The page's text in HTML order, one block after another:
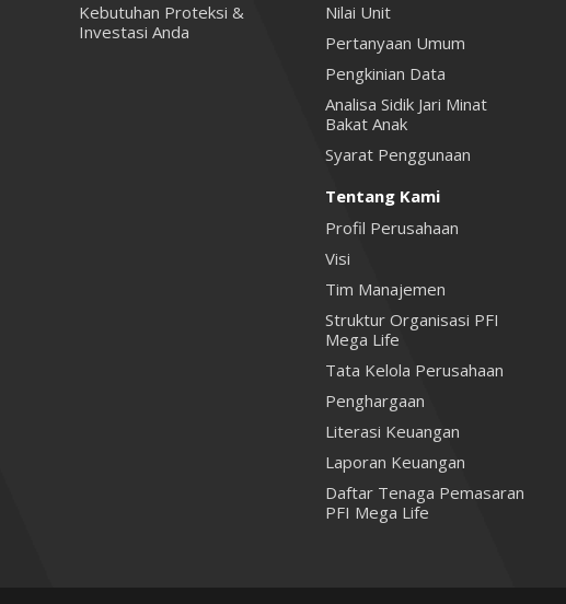
Kebutuhan Proteksi &
Investasi Anda
Nilai Unit
Pertanyaan Umum
Pengkinian Data
Analisa Sidik Jari Minat
Bakat Anak
Syarat Penggunaan
Tentang Kami
Profil Perusahaan
Visi
Tim Manajemen
Struktur Organisasi PFI
Mega Life
Tata Kelola Perusahaan
Penghargaan
Literasi Keuangan
Laporan Keuangan
Daftar Tenaga Pemasaran
PFI Mega Life